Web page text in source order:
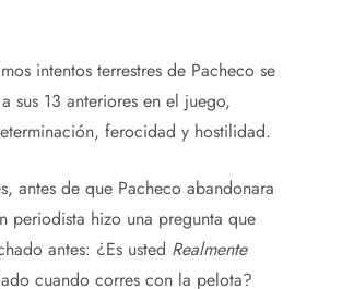
intentos terrestres de Pacheco se
sus 13 anteriores en el juego,
ferocidad y hostilidad.
antes de que Pacheco abandonara
periodista hizo una pregunta que
antes: ¿Es usted Realmente
cuando corres con la pelota?